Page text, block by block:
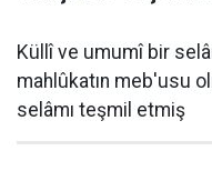
Küllî ve umumî bir
mahlûkatın meb'usu
selâmı teşmil etmiş